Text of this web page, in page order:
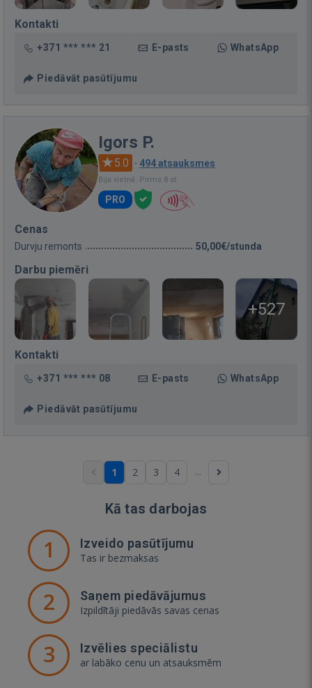
Kontakti
+371 *** *** 21 E-pasts WhatsApp
Piedāvāt pasūtījumu
Igors P.
5.0 · 494 atsauksmes
Bija vietnē: Pirms 8 st.
PRO
Cenas
Durvju remonts 50,00€/stunda
Darbu piemēri
+527
Kontakti
+371 *** *** 08 E-pasts WhatsApp
Piedāvāt pasūtījumu
1 2 3 4 ...
Kā tas darbojas
1 Izveido pasūtījumu
Tas ir bezmaksas
2 Saņem piedāvājumus
Izpildītāji piedāvās savas cenas
3 Izvēlies speciālistu
ar labāko cenu un atsauksmēm